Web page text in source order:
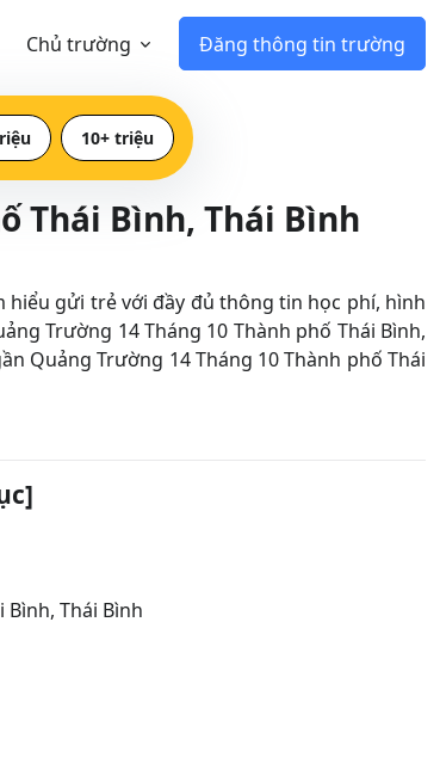
Chủ trường Đăng thông tin trường
10+ triệu
Thái Bình, Thái Bình
hiểu gửi trẻ với đầy đủ thông tin học phí, hình
Trường 14 Tháng 10 Thành phố Thái Bình,
Quảng Trường 14 Tháng 10 Thành phố Thái
Bình, Thái Bình